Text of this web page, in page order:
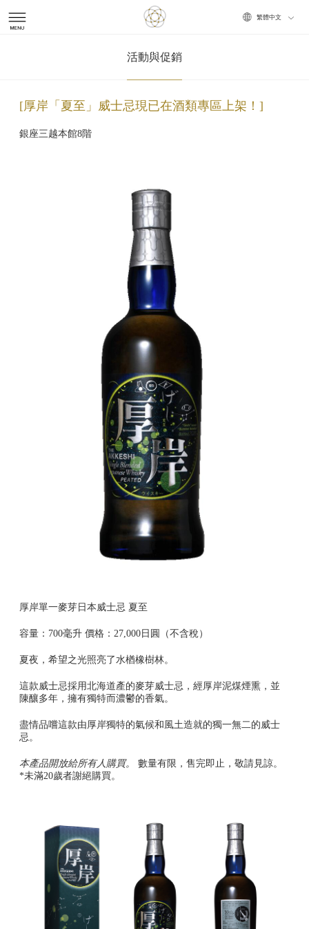
活動與促銷
厚岸「夏至」威士忌現已在酒類專區上架！
銀座三越本館8階
厚岸單一麥芽日本威士忌 夏至
容量：700毫升 價格：27,000日圓（不含稅）
夏夜，希望之光照亮了水楢橡樹林。
這款威士忌採用北海道產的麥芽威士忌，經厚岸泥煤煙熏，並
陳釀多年，擁有獨特而濃鬱的香氣。
盡情品嚐這款由厚岸獨特的氣候和風土造就的獨一無二的威士
忌。
本產品開放給所有人購買。數量有限，售完即止，敬請見諒。
*未滿20歲者謝絕購買。